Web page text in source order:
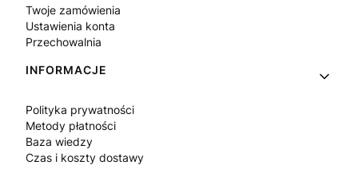
Twoje zamówienia
Ustawienia konta
Przechowalnia
INFORMACJE
Polityka prywatności
Metody płatności
Baza wiedzy
Czas i koszty dostawy